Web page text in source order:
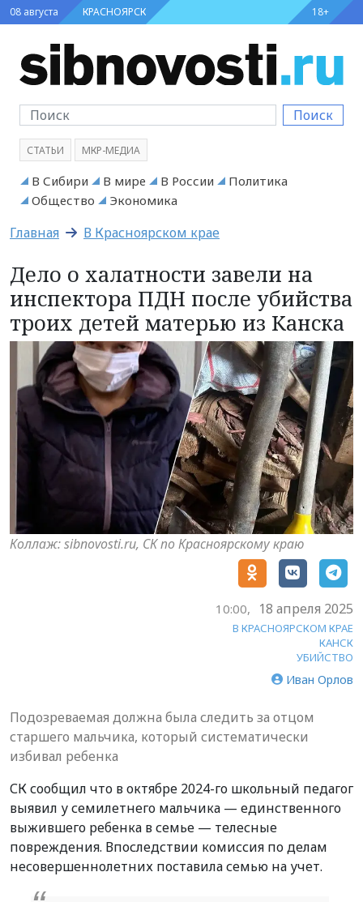
08 августа КРАСНОЯРСК 18+
Поиск
СТАТЬИ МКР-МЕДИА
В Сибири В мире В России
Политика
Общество
Экономика
Главная В Красноярском крае
Дело о халатности завели на
инспектора ПДН после убийства
троих детей матерью из Канска
Коллаж: sibnovosti.ru, СК по Красноярскому краю
10:00, 18 апреля 2025
В КРАСНОЯРСКОМ КРАЕ
КАНСК
УБИЙСТВО
Иван Орлов
Подозреваемая должна была следить за отцом
старшего мальчика, который систематически
избивал ребенка
СК сообщил что в октябре 2024-го школьный педагог
выявил у семилетнего мальчика — единственного
выжившего ребенка в семье — телесные
повреждения. Впоследствии комиссия по делам
несовершеннолетних поставила семью на учет.